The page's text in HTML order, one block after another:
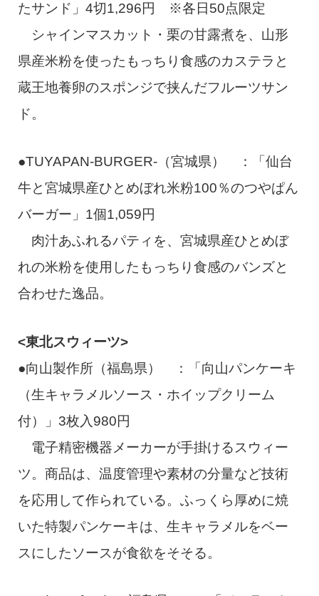
たサンド」4切1,296円 ※各日50点限定
シャインマスカット・栗の甘露煮を、山形
県産米粉を使ったもっちり食感のカステラと
蔵王地養卵のスポンジで挟んだフルーツサン
ド。
●TUYAPAN-BURGER-（宮城県） ：「仙台
牛と宮城県産ひとめぼれ米粉100％のつやぱん
バーガー」1個1,059円
肉汁あふれるパティを、宮城県産ひとめぼ
れの米粉を使用したもっちり食感のバンズと
合わせた逸品。
<東北スウィーツ>
●向山製作所（福島県） ：「向山パンケーキ
（生キャラメルソース・ホイップクリーム
付）」3枚入980円
電子精密機器メーカーが手掛けるスウィー
ツ。商品は、温度管理や素材の分量など技術
を応用して作られている。ふっくら厚めに焼
いた特製パンケーキは、生キャラメルをベー
スにしたソースが食欲をそそる。